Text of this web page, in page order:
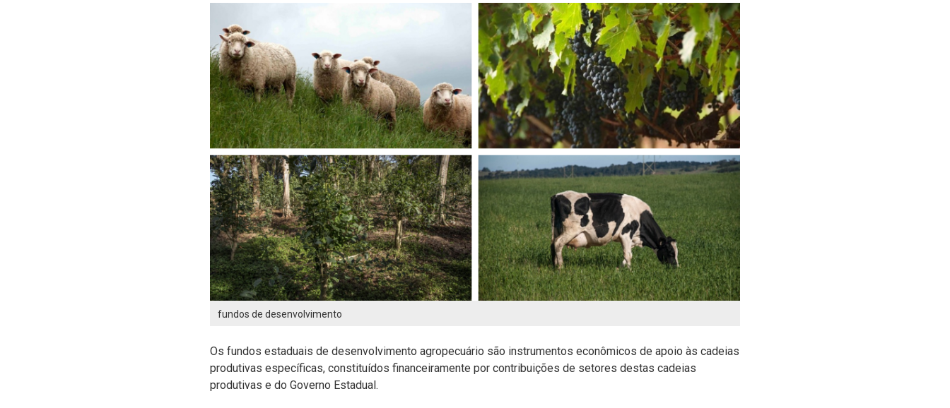
fundos de desenvolvimento
Os fundos estaduais de desenvolvimento agropecuário são instrumentos econômicos de apoio às cadeias
produtivas específicas, constituídos financeiramente por contribuições de setores destas cadeias
produtivas e do Governo Estadual.